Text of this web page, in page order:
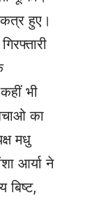
हुए।
भी
का
मधु
आर्या ने
बिष्ट,